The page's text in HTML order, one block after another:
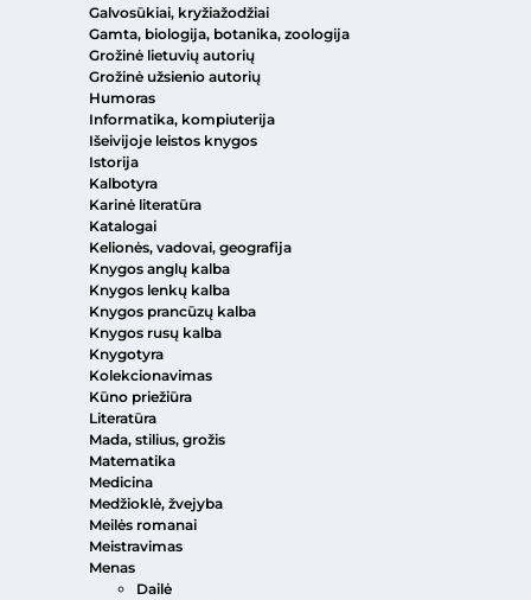
Galvosūkiai, kryžiažodžiai
Gamta, biologija, botanika, zoologija
Grožinė lietuvių autorių
Grožinė užsienio autorių
Humoras
Informatika, kompiuterija
Išeivijoje leistos knygos
Istorija
Kalbotyra
Karinė literatūra
Katalogai
Kelionės, vadovai, geografija
Knygos anglų kalba
Knygos lenkų kalba
Knygos prancūzų kalba
Knygos rusų kalba
Knygotyra
Kolekcionavimas
Kūno priežiūra
Literatūra
Mada, stilius, grožis
Matematika
Medicina
Medžioklė, žvejyba
Meilės romanai
Meistravimas
Menas
Dailė